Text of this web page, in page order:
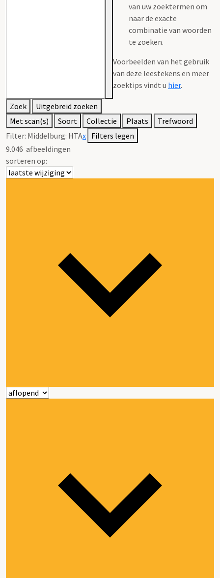
van uw zoektermen om
naar de exacte
combinatie van woorden
te zoeken.
Voorbeelden van het gebruik
van deze leestekens en meer
zoektips vindt u hier.
Zoek
Uitgebreid zoeken
Met scan(s)
Soort Collectie Plaats
Trefwoord
Filter: Middelburg: HTAx Filters legen
9.046 afbeeldingen
sorteren op: